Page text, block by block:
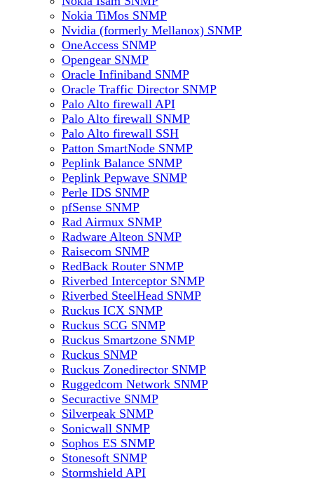
Nokia TiMos SNMP
Nvidia (formerly Mellanox) SNMP
OneAccess SNMP
Opengear SNMP
Oracle Infiniband SNMP
Oracle Traffic Director SNMP
Palo Alto firewall API
Palo Alto firewall SNMP
Palo Alto firewall SSH
Patton SmartNode SNMP
Peplink Balance SNMP
Peplink Pepwave SNMP
Perle IDS SNMP
pfSense SNMP
Rad Airmux SNMP
Radware Alteon SNMP
Raisecom SNMP
RedBack Router SNMP
Riverbed Interceptor SNMP
Riverbed SteelHead SNMP
Ruckus ICX SNMP
Ruckus SCG SNMP
Ruckus Smartzone SNMP
Ruckus SNMP
Ruckus Zonedirector SNMP
Ruggedcom Network SNMP
Securactive SNMP
Silverpeak SNMP
Sonicwall SNMP
Sophos ES SNMP
Stonesoft SNMP
Stormshield API